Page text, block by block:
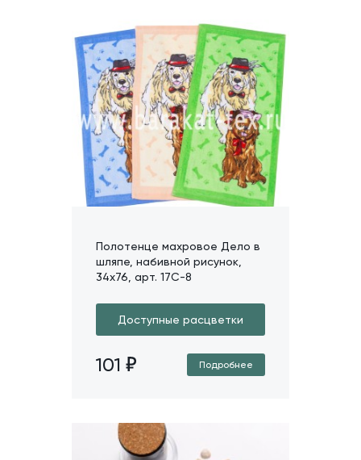
Полотенце махровое Дело в
шляпе, набивной рисунок,
34х76, арт. 17C-8
Доступные расцветки
101 Подробнее